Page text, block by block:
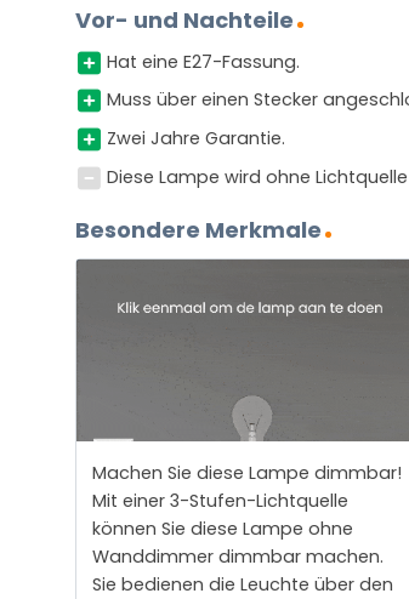
Vor- und Nachteile
Hat eine E27-Fassung.
Muss über einen Stecker
Zwei Jahre Garantie.
Diese Lampe wird ohne
Besondere Merkmale
Machen Sie diese Lampe dimmbar!
Mit einer 3-Stufen-Lichtquelle
können Sie diese Lampe ohne
Wanddimmer dimmbar machen.
Sie bedienen die Leuchte über den